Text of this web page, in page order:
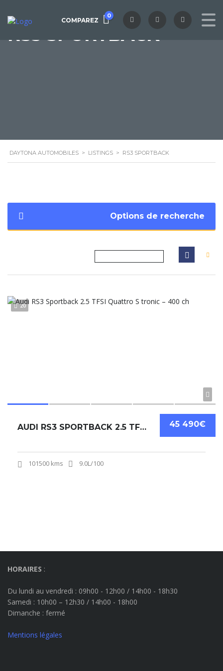
COMPAREZ
0
RS3 SPORTBACK
DAYTONA AUTOMOBILES > LISTINGS > RS3 SPORTBACK
Options de recherche
20
45 490€
AUDI RS3 SPORTBACK 2.5 TFSI QUATTRO S TRONIC – 400 CH
101500 kms 9.0L/100
HORAIRES :
Du lundi au vendredi : 09h00 - 12h00 / 14h00 - 18h30
Samedi : 10h00 – 12h30 / 14h00 - 18h00
Dimanche : fermé
Mentions légales